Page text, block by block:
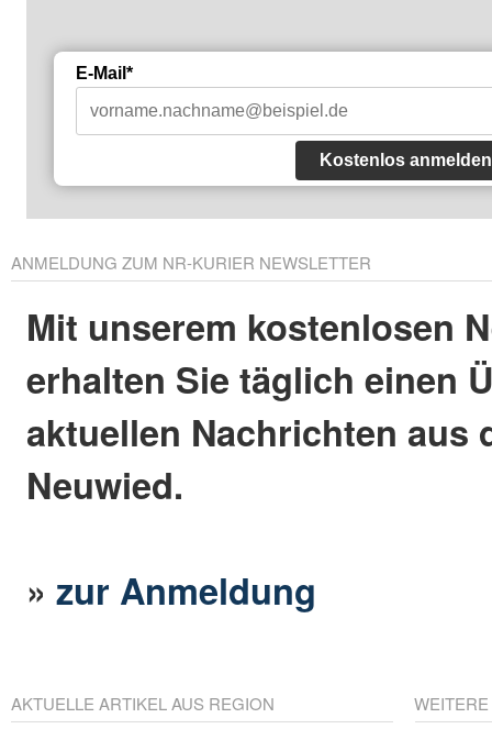
E-Mail*
Kostenlos anmelden
ANMELDUNG ZUM NR-KURIER NEWSLETTER
Mit unserem kostenlosen
erhalten Sie täglich einen
aktuellen Nachrichten aus
Neuwied.
»zur Anmeldung
AKTUELLE ARTIKEL AUS REGION